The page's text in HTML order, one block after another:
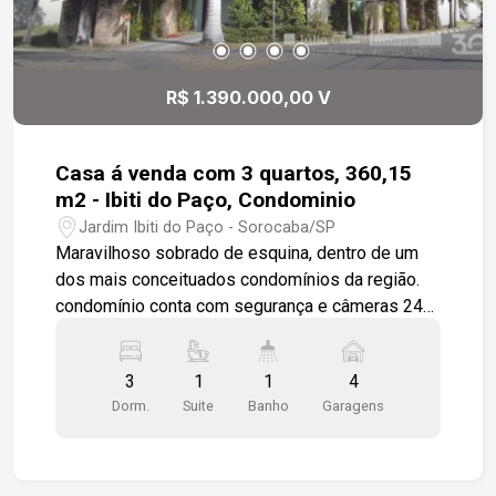
R$ 1.390.000,00 V
Casa á venda com 3 quartos, 360,15
m2 - Ibiti do Paço, Condominio
Jardim Ibiti do Paço - Sorocaba/SP
Maravilhoso sobrado de esquina, dentro de um
dos mais conceituados condomínios da região.
condomínio conta com segurança e câmeras 24
com carpas e peixes, pista de caminhada, duas
portarias de acesso, sua localização é
privilegiada por conseguir manter a qualidade de
3
Dorm.
1
Suite
1
Banho
4
Garagens